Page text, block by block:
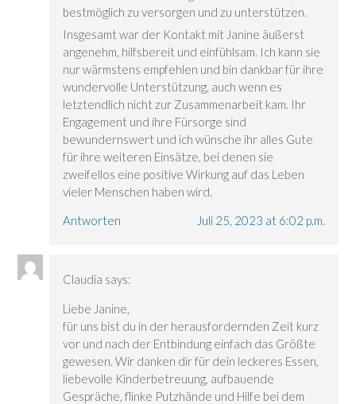
bestmöglich zu versorgen und zu unterstützen.
Insgesamt war der Kontakt mit Janine äußerst
angenehm, hilfsbereit und einfühlsam. Ich kann sie
nur wärmstens empfehlen und bin dankbar für ihre
wundervolle Unterstützung, auch wenn es
letztendlich nicht zur Zusammenarbeit kam. Ihr
Engagement und ihre Fürsorge sind
bewundernswert und ich wünsche ihr alles Gute
für ihre weiteren Einsätze, bei denen sie
zweifellos eine positive Wirkung auf das Leben
vieler Menschen haben wird.
Antworten
Juli 25, 2023 at 6:02 p.m.
Claudia says:
Liebe Janine,
für uns bist du in der herausfordernden Zeit kurz
vor und nach der Entbindung einfach das Größte
gewesen. Wir danken dir für dein leckeres Essen,
liebevolle Kinderbetreuung, aufbauende
Gespräche, flinke Putzhände und Hilfe bei dem